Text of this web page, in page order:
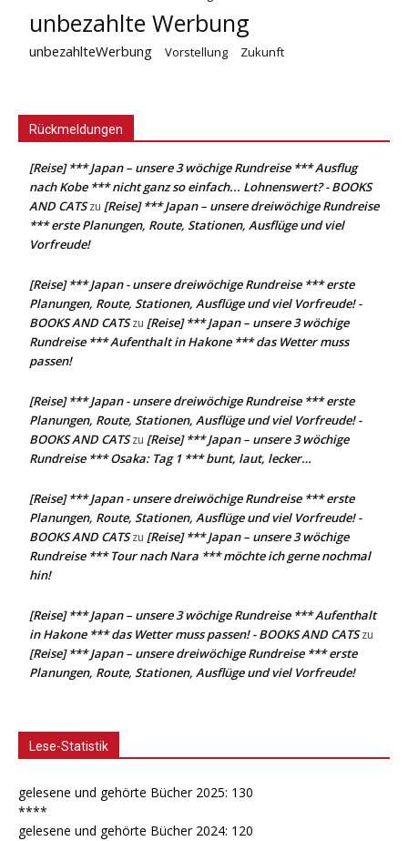
unbezahlte Werbung
unbezahlteWerbung Vorstellung Zukunft
Rückmeldungen
[Reise] *** Japan – unsere 3 wöchige Rundreise *** Ausflug
nach Kobe *** nicht ganz so einfach... Lohnenswert? - BOOKS
AND CATSzu [Reise] *** Japan – unsere dreiwöchige Rundreise
*** erste Planungen, Route, Stationen, Ausflüge und viel
Vorfreude!
[Reise] *** Japan - unsere dreiwöchige Rundreise *** erste
Planungen, Route, Stationen, Ausflüge und viel Vorfreude! -
BOOKS AND CATSzu [Reise] *** Japan – unsere 3 wöchige
Rundreise *** Aufenthalt in Hakone *** das Wetter muss
passen!
[Reise] *** Japan - unsere dreiwöchige Rundreise *** erste
Planungen, Route, Stationen, Ausflüge und viel Vorfreude! -
BOOKS AND CATSzu [Reise] *** Japan – unsere 3 wöchige
Rundreise *** Osaka: Tag 1 *** bunt, laut, lecker…
[Reise] *** Japan - unsere dreiwöchige Rundreise *** erste
Planungen, Route, Stationen, Ausflüge und viel Vorfreude! -
BOOKS AND CATSzu [Reise] *** Japan – unsere 3 wöchige
Rundreise *** Tour nach Nara *** möchte ich gerne nochmal
hin!
[Reise] *** Japan – unsere 3 wöchige Rundreise *** Aufenthalt
in Hakone *** das Wetter muss passen! - BOOKS AND CATSzu
[Reise] *** Japan – unsere dreiwöchige Rundreise *** erste
Planungen, Route, Stationen, Ausflüge und viel Vorfreude!
Lese-Statistik
gelesene und gehörte Bücher 2025: 130
****
gelesene und gehörte Bücher 2024: 120